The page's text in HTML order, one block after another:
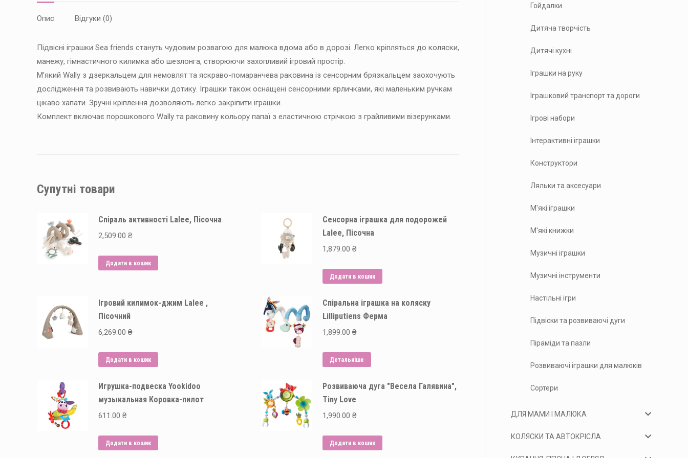
Опис Відгуки (0)
Підвісні іграшки Sea friends стануть чудовим розвагою для малюка вдома або в дорозі. Легко кріпляться до коляски,
манежу, гімнастичного килимка або шезлонга, створюючи захопливий ігровий простір.
М’який Wally з дзеркальцем для немовлят та яскраво-помаранчева раковина із сенсорним брязкальцем заохочують
дослідження та розвивають навички дотику. Іграшки також оснащені сенсорними ярличками, які маленьким ручкам
цікаво хапати. Зручні кріплення дозволяють легко закріпити іграшки.
Комплект включає порошкового Wally та раковину кольору папаї з еластичною стрічкою з грайливими візерунками.
Супутні товари
Спіраль активності Lalee, Пісочна
2,509.00 ₴
Додати в кошик
Сенсорна іграшка для подорожей
Lalee, Пісочна
1,879.00 ₴
Додати в кошик
Ігровий килимок-джим Lalee ,
Пісочний
6,269.00 ₴
Додати в кошик
Спіральна іграшка на коляску
Lilliputiens Ферма
1,899.00 ₴
Детальніше
Игрушка-подвеска Yookidoo
музыкальная Коровка-пилот
611.00 ₴
Додати в кошик
Розвиваюча дуга "Весела Галявина",
Tiny Love
1,990.00 ₴
Додати в кошик
Гойдалки
Дитяча творчість
Дитячі кухні
Іграшки на руку
Іграшковий транспорт та дороги
Ігрові набори
Інтерактивні іграшки
Конструктори
Ляльки та аксесуари
М'які іграшки
М'які книжки
Музичні іграшки
Музичні інструменти
Настільні ігри
Підвіски та розвиваючі дуги
Піраміди та пазли
Розвиваючі іграшки для малюків
Сортери
ДЛЯ МАМИ І МАЛЮКА
КОЛЯСКИ ТА АВТОКРІСЛА